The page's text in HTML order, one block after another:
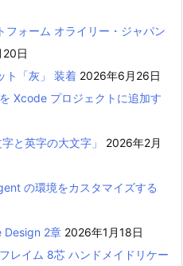
フォーム オライリー・ジャパン
日
ト「灰」 装着 2026年6月26日
Xcode プロジェクトに追加す
と英字の大文字」
2026年2月
の環境をカスタマイズする
Design 2章 2026年1月18日
レイム 8芯 ハンドメイドリケー